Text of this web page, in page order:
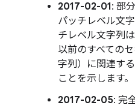
2017-02-01: 部
パッチレベル文
チレベル文字列
以前のすべての
字列）に関連す
ことを示します。
2017-02-05: 完